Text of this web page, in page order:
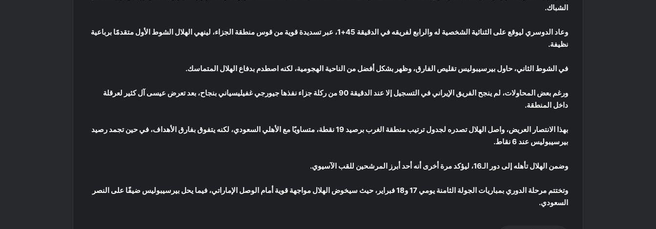
الشباك.
وعاد الدوسري ليوقع على الثنائية الشخصية له والرابع لفريقه في الدقيقة 45+1، عبر تسديدة قوية من قوس منطقة الجزاء، لينهي الهلال الشوط الأول متقدمًا برباعية
نظيفة.
في الشوط الثاني، حاول بيرسيبوليس تقليص الفارق، وظهر بشكل أفضل من الناحية الهجومية، لكنه اصطدم بدفاع الهلال المتماسك.
ورغم بعض المحاولات، لم ينجح الفريق الإيراني في التسجيل إلا عند الدقيقة 90 من ركلة جزاء نفذها جيورجي غفيليسياني بنجاح، بعد تعرض عيسى آل كثير لعرقلة
داخل المنطقة.
بهذا الانتصار العريض، واصل الهلال تصدره لجدول ترتيب منطقة الغرب برصيد 19 نقطة، متساويًا مع الأهلي السعودي، لكنه يتفوق بفارق الأهداف، في حين تجمد رصيد
بيرسيبوليس عند 6 نقاط.
وضمن الهلال تأهله إلى دور الـ16، ليؤكد مرة أخرى أنه أحد أبرز المرشحين للقب الآسيوي.
وتختتم مرحلة الدوري بمباريات الجولة الثامنة يومي 17 و18 فبراير، حيث سيخوض الهلال مواجهة قوية أمام الوصل الإماراتي، فيما يحل بيرسيبوليس ضيفًا على النصر
السعودي.